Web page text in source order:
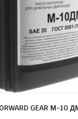
GEAR М-10